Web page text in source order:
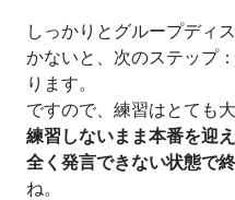
しっかりとグループディ
かないと、次のステップ
ります。
ですので、練習はとても大
練習しないまま本番を迎
全く発言できない状態で
ね。